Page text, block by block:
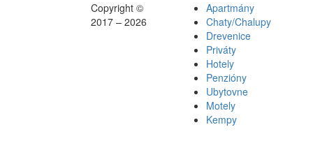
Copyright ©
2017 – 2026
Apartmány
Chaty/Chalupy
Drevenice
Priváty
Hotely
Penzióny
Ubytovne
Motely
Kempy